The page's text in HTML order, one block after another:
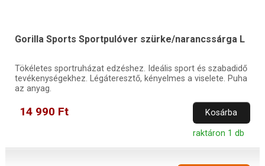
Gorilla Sports Sportpulóver szürke/narancssárga L
Tökéletes sportruházat edzéshez. Ideális sport és szabadidő
tevékenységekhez. Légáteresztő, kényelmes a viselete. Puha
az anyag.
14 990 Ft Kosárba
raktáron 1 db